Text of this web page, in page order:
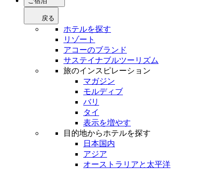
戻る
ホテルを探す
リゾート
アコーのブランド
サステイナブルツーリズム
旅のインスピレーション
マガジン
モルディブ
バリ
タイ
表示を増やす
目的地からホテルを探す
日本国内
アジア
オーストラリアと太平洋